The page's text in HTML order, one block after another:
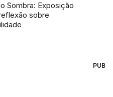
Sombra: Exposição
sobre
PUB